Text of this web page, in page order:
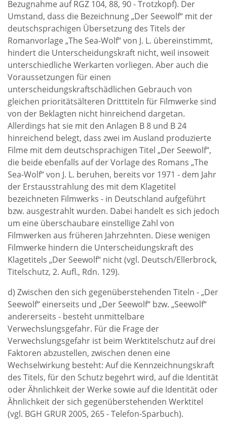
Bezugnahme auf RGZ 104, 88, 90 - Trotzkopf). Der
Umstand, dass die Bezeichnung „Der Seewolf“ mit der
deutschsprachigen Übersetzung des Titels der
Romanvorlage „The Sea-Wolf“ von J. L. übereinstimmt,
hindert die Unterscheidungskraft nicht, weil insoweit
unterschiedliche Werkarten vorliegen. Aber auch die
Voraussetzungen für einen
unterscheidungskraftschädlichen Gebrauch von
gleichen prioritätsälteren Dritttiteln für Filmwerke sind
von der Beklagten nicht hinreichend dargetan.
Allerdings hat sie mit den Anlagen B 8 und B 24
hinreichend belegt, dass zwei im Ausland produzierte
Filme mit dem deutschsprachigen Titel „Der Seewolf“,
die beide ebenfalls auf der Vorlage des Romans „The
Sea-Wolf“ von J. L. beruhen, bereits vor 1971 - dem Jahr
der Erstausstrahlung des mit dem Klagetitel
bezeichneten Filmwerks - in Deutschland aufgeführt
bzw. ausgestrahlt wurden. Dabei handelt es sich jedoch
um eine überschaubare einstellige Zahl von
Filmwerken aus früheren Jahrzehnten. Diese wenigen
Filmwerke hindern die Unterscheidungskraft des
Klagetitels „Der Seewolf“ nicht (vgl. Deutsch/Ellerbrock,
Titelschutz, 2. Aufl., Rdn. 129).
d) Zwischen den sich gegenüberstehenden Titeln - „Der
Seewolf“ einerseits und „Der Seewolf“ bzw. „Seewolf“
andererseits - besteht unmittelbare
Verwechslungsgefahr. Für die Frage der
Verwechslungsgefahr ist beim Werktitelschutz auf drei
Faktoren abzustellen, zwischen denen eine
Wechselwirkung besteht: Auf die Kennzeichnungskraft
des Titels, für den Schutz begehrt wird, auf die Identität
oder Ähnlichkeit der Werke sowie auf die Identität oder
Ähnlichkeit der sich gegenüberstehenden Werktitel
(vgl. BGH GRUR 2005, 265 - Telefon-Sparbuch).